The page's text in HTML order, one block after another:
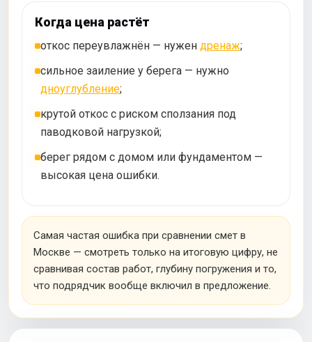
Когда цена растёт
откос переувлажнён — нужен дренаж;
сильное заиление у берега — нужно
дноуглубление;
крутой откос с риском сползания под
паводковой нагрузкой;
берег рядом с домом или фундаментом —
высокая цена ошибки.
Самая частая ошибка при сравнении смет в
Москве — смотреть только на итоговую цифру, не
сравнивая состав работ, глубину погружения и то,
что подрядчик вообще включил в предложение.